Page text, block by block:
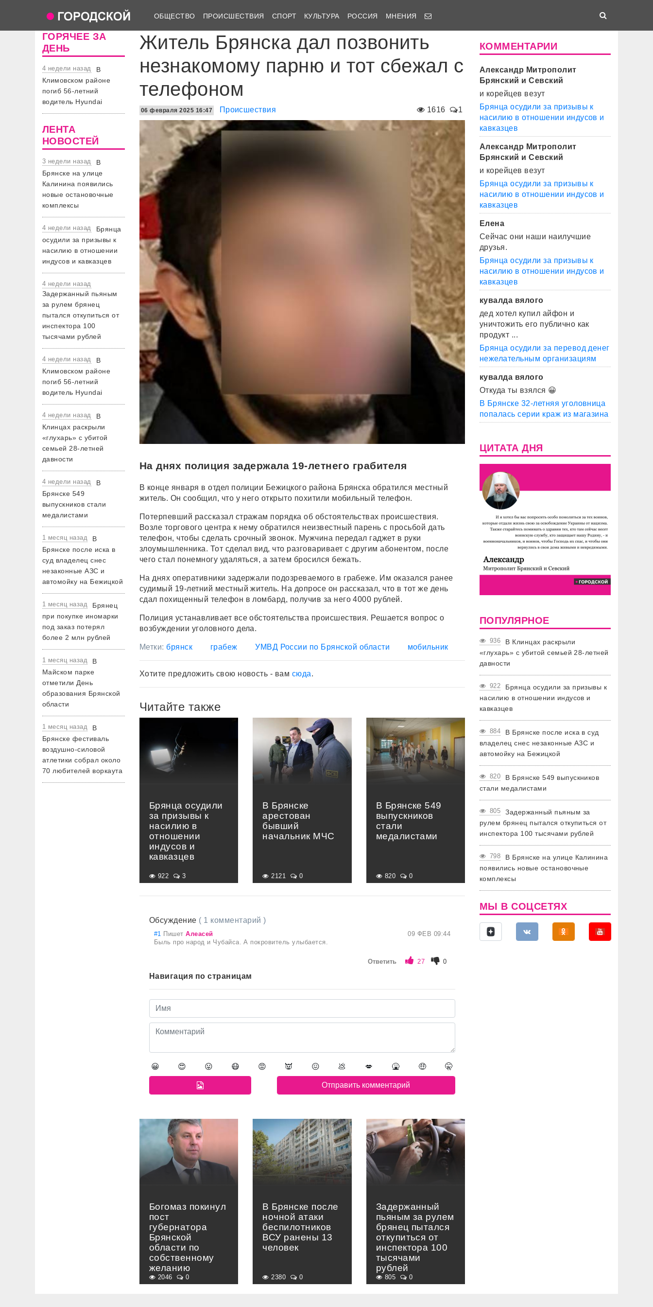
ОБЩЕСТВО ПРОИСШЕСТВИЯ СПОРТ КУЛЬТУРА РОССИЯ МНЕНИЯ
ГОРЯЧЕЕ ЗА
ДЕНЬ
4 недели назад
В
Климовском районе
погиб 56-летний
водитель Hyundai
ЛЕНТА
НОВОСТЕЙ
3 недели назад
В
Брянске на улице
Калинина появились
новые остановочные
комплексы
4 недели назад
Брянца
осудили за призывы к
насилию в отношении
индусов и кавказцев
4 недели назад
Задержанный пьяным
за рулем брянец
пытался откупиться от
инспектора 100
тысячами рублей
4 недели назад
В
Климовском районе
погиб 56-летний
водитель Hyundai
4 недели назад
В
Клинцах раскрыли
«глухарь» с убитой
семьей 28-летней
давности
4 недели назад
В
Брянске 549
выпускников стали
медалистами
1 месяц назад
В
Брянске после иска в
суд владелец снес
незаконные АЗС и
автомойку на Бежицкой
1 месяц назад
Брянец
при покупке иномарки
под заказ потерял
более 2 млн рублей
1 месяц назад
В
Майском парке
отметили День
образования Брянской
области
1 месяц назад
В
Брянске фестиваль
воздушно-силовой
атлетики собрал около
70 любителей воркаута
Житель Брянска дал позвонить
незнакомому парню и тот сбежал с
телефоном
1616 1
06 февраля 2025 16:47 Происшествия
На днях полиция задержала 19-летнего грабителя
В конце января в отдел полиции Бежицкого района Брянска обратился местный
житель. Он сообщил, что у него открыто похитили мобильный телефон.
Потерпевший рассказал стражам порядка об обстоятельствах происшествия.
Возле торгового центра к нему обратился неизвестный парень с просьбой дать
телефон, чтобы сделать срочный звонок. Мужчина передал гаджет в руки
злоумышленника. Тот сделал вид, что разговаривает с другим абонентом, после
чего стал понемногу удаляться, а затем бросился бежать.
На днях оперативники задержали подозреваемого в грабеже. Им оказался ранее
судимый 19-летний местный житель. На допросе он рассказал, что в тот же день
сдал похищенный телефон в ломбард, получив за него 4000 рублей.
Полиция устанавливает все обстоятельства происшествия. Решается вопрос о
возбуждении уголовного дела.
Метки: брянск грабеж УМВД России по Брянской области мобильник
Хотите предложить свою новость - вам сюда.
Читайте также
Брянца осудили
за призывы к
насилию в
отношении
индусов и
кавказцев
922 3
В Брянске
арестован
бывший
начальник МЧС
2121 0
В Брянске 549
выпускников
стали
медалистами
820 0
Обсуждение ( 1 комментарий )
#1 ПишетАлеасей
09 ФЕВ 09:44
Быль про народ и Чубайса. А покровитель улыбается.
Ответить 27 0
Навигация по страницам
😀 😍 😛 😷 😡 👿 😖 💩 💋 🤮 🤑 🤫
Богомаз покинул
пост
губернатора
Брянской
области по
собственному
желанию
2046 0
В Брянске после
ночной атаки
беспилотников
ВСУ ранены 13
человек
2380 0
Задержанный
пьяным за рулем
брянец пытался
откупиться от
инспектора 100
тысячами
рублей
805 0
КОММЕНТАРИИ
Александр Митрополит
Брянский и Севский
и корейцев везут
Брянца осудили за призывы к
насилию в отношении индусов и
кавказцев
Александр Митрополит
Брянский и Севский
и корейцев везут
Брянца осудили за призывы к
насилию в отношении индусов и
кавказцев
Елена
Сейчас они наши наилучшие
друзья.
Брянца осудили за призывы к
насилию в отношении индусов и
кавказцев
кувалда вялого
дед хотел купил айфон и
уничтожить его публично как
продукт ...
Брянца осудили за перевод денег
нежелательным организациям
кувалда вялого
Откуда ты взялся 😀
В Брянске 32-летняя уголовница
попалась серии краж из магазина
ЦИТАТА ДНЯ
ПОПУЛЯРНОЕ
936
В Клинцах раскрыли
«глухарь» с убитой семьей 28-летней
давности
922
Брянца осудили за призывы к
насилию в отношении индусов и
кавказцев
884
В Брянске после иска в суд
владелец снес незаконные АЗС и
автомойку на Бежицкой
820
В Брянске 549 выпускников
стали медалистами
805
Задержанный пьяным за
рулем брянец пытался откупиться от
инспектора 100 тысячами рублей
798
В Брянске на улице Калинина
появились новые остановочные
комплексы
МЫ В СОЦСЕТЯХ